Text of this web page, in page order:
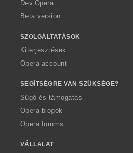
Dev.Opera
Beta version
SZOLGÁLTATÁSOK
Kiterjesztések
Opera account
SEGÍTSÉGRE VAN SZÜKSÉGE?
Súgó és támogatás
Opera blogok
Opera forums
VÁLLALAT